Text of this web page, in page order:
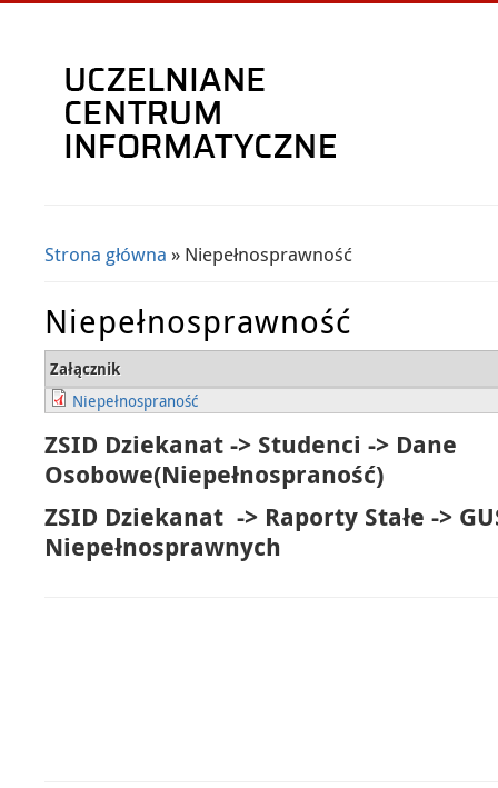
Jesteś tutaj
Strona główna » Niepełnosprawność
Niepełnosprawność
Załącznik
Niepełnospraność
ZSID Dziekanat -> Studenci -> Dane
Osobowe(Niepełnospraność)
ZSID Dziekanat -> Raporty Stałe ->
Niepełnosprawnych